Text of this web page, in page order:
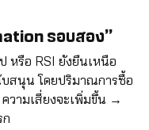
รอบสอง”
หรือ RSI ยังยืนเหนือ
สนุน โดยปริมาณการซื้อ
วามเสี่ยงจะเพิ่มขึ้น →